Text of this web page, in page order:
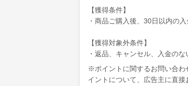
【獲得条件】
・商品ご購入後、30日以内の
【獲得対象外条件】
・返品、キャンセル、入金の
※ポイントに関するお問い合わ
イントについて、広告主に直